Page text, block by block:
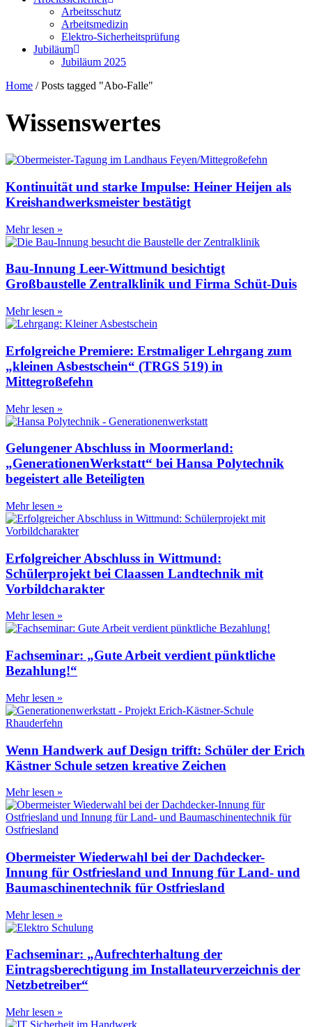
Arbeitsschutz
Arbeitsmedizin
Elektro-Sicherheitsprüfung
Jubiläum
Jubiläum 2025
Home / Posts tagged "Abo-Falle"
Wissenswertes
Kontinuität und starke Impulse: Heiner Heijen als
Kreishandwerksmeister bestätigt
Mehr lesen »
Bau-Innung Leer-Wittmund besichtigt
Großbaustelle Zentralklinik und Firma Schüt-Duis
Mehr lesen »
Erfolgreiche Premiere: Erstmaliger Lehrgang zum
„kleinen Asbestschein“ (TRGS 519) in
Mittegroßefehn
Mehr lesen »
Gelungener Abschluss in Moormerland:
„GenerationenWerkstatt“ bei Hansa Polytechnik
begeistert alle Beteiligten
Mehr lesen »
Erfolgreicher Abschluss in Wittmund:
Schülerprojekt bei Claassen Landtechnik mit
Vorbildcharakter
Mehr lesen »
Fachseminar: „Gute Arbeit verdient pünktliche
Bezahlung!“
Mehr lesen »
Wenn Handwerk auf Design trifft: Schüler der Erich
Kästner Schule setzen kreative Zeichen
Mehr lesen »
Obermeister Wiederwahl bei der Dachdecker-
Innung für Ostfriesland und Innung für Land- und
Baumaschinentechnik für Ostfriesland
Mehr lesen »
Fachseminar: „Aufrechterhaltung der
Eintragsberechtigung im Installateurverzeichnis der
Netzbetreiber“
Mehr lesen »